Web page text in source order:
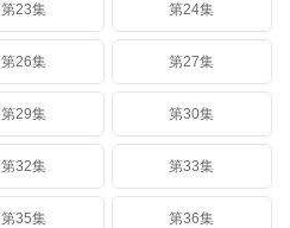
第23集 第24集
第26集 第27集
第29集 第30集
第32集 第33集
第35集 第36集